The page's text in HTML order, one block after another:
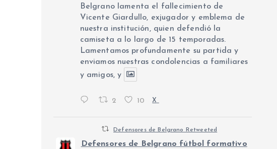
Belgrano lamenta el fallecimiento de
Vicente Giardullo, exjugador y emblema de
nuestra institución, quien defendió la
camiseta a lo largo de 15 temporadas.
Lamentamos profundamente su partida y
enviamos nuestras condolencias a familiares
y amigos, y
2 10 X
Defensores de Belgrano Retweeted
Defensores de Belgrano fútbol formativo